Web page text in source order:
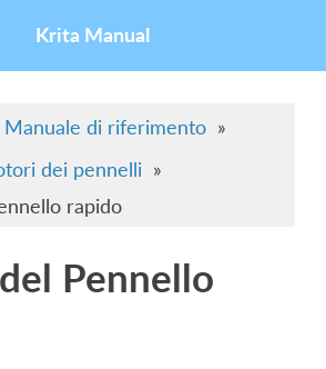
Krita Manual
Manuale di riferimento »
dei pennelli »
rapido
Pennello